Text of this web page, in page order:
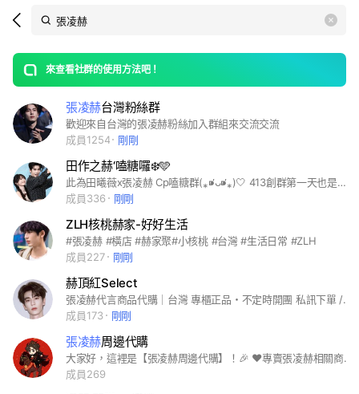
Search
OpenChats
messages
search
area
來查看社群的使用方法吧！
open
張凌赫台灣粉絲群
歡迎來自台灣的張凌赫粉絲加入群組來交流交流
成員1254
剛剛
田作之赫‘嗑糖囉❄️🩵
此為田曦薇x張凌赫 Cp嗑糖群(⁎⁍̴̛ᴗ⁍̴̛⁎)🤍 413創群第一天也是咱逐玉的慶功宴🎉 大家一起進來嗑糖緩解一下上班壓力😎 也歡迎逐玉劇粉一起進來嗑糖❤️🍬 🈲拉踩雙方合作夥伴‼️‼️（拉踩一律🦶 🈲腦粉及唯粉請勿進入噢 🈲廣告宣傳等 發現一律直接🦶 🈲審核密碼要完全正確 有兩個問題都需回答喔～！ #逐玉 #田曦薇 #張凌赫 #田作之赫
成員336
剛剛
ZLH核桃赫家-好好生活
#張凌赫 #橫店 #赫家聚#小核桃 #台灣 #生活日常 #ZLH
成員227
剛剛
赫頂紅Select
張凌赫代言商品代購｜台灣 專櫃正品・不定時開團 私訊下單 / 群內公告為主 有問題歡迎私訊♡
成員173
剛剛
張凌赫周邊代購
大家好，這裡是【張凌赫周邊代購】！🎉 ❤️專賣張凌赫相關商品❤️ 代言｜小卡｜雜誌｜周邊 🎀若有其他需要的也可以告訴我們喔 我們會盡力幫你找找看 ！ 📌預購制：先登記後付款 📌 ⚠️ 不接急單 ⚠️ 飄洋過海需要一點時間🥹 🧸歡迎喜歡凌赫的捧油們一起來看看🧸 有任何問題都歡迎詢問喔！✨
成員269